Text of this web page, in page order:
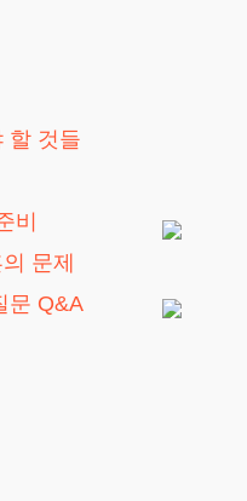
할 것들
비
문제
문 Q&A